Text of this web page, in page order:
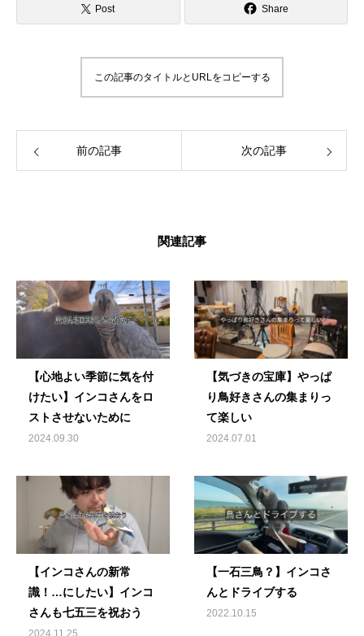
インコライフをさらに楽しいものにしたい。
インコさんと「生涯の相棒」と呼べるような
に、生きていく」 生涯の相棒インコと寄り添
える生活を愛鳥家さんと一緒にデザインして
Post Share
この記事のタイトルとURLをコピーする
前の記事 次の記事
関連記事
【心地よい季節に気を付
けたい】インコさんをロ
ストさせないために
2024.09.30
【気づきの宝庫】やっぱ
り鳥好きさんの集まりっ
て楽しい
2024.07.01
【インコさんの新常
識！…にしたい】インコ
さんも七五三を祝おう
【一石三鳥？】インコさ
んとドライブする
2022.10.15